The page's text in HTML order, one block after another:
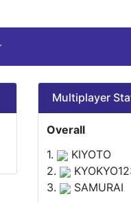
Multiplayer
Overall
1.
KIYOTO
2.
3.
SAMURAI